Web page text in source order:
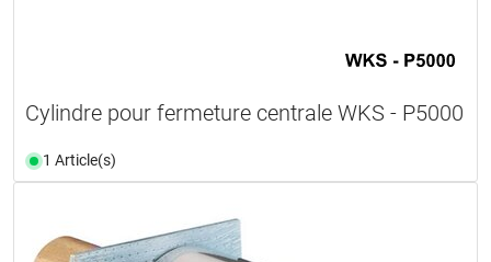
Cylindre pour fermeture centrale WKS - P5000
1 Article(s)